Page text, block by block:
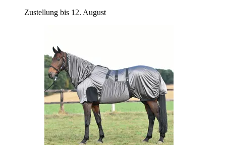
Zustellung bis 12. August